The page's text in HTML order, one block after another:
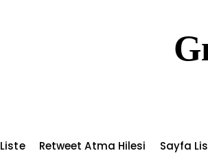
Liste Retweet Atma Hilesi Sayfa